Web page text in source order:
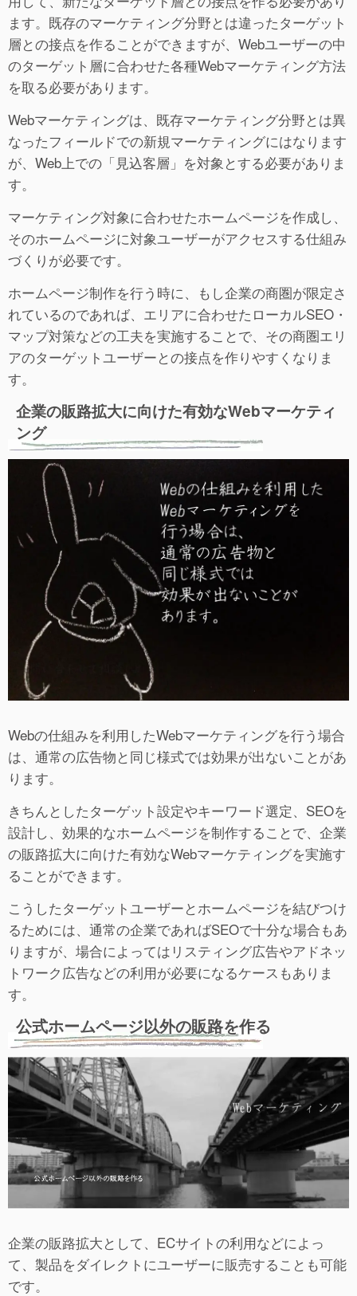
ます。既存のマーケティング分野とは違ったターゲット
層との接点を作ることができますが、Webユーザーの中
のターゲット層に合わせた各種Webマーケティング方法
を取る必要があります。
Webマーケティングは、既存マーケティング分野とは異
なったフィールドでの新規マーケティングにはなります
が、Web上での「見込客層」を対象とする必要がありま
す。
マーケティング対象に合わせたホームページを作成し、
そのホームページに対象ユーザーがアクセスする仕組み
づくりが必要です。
ホームページ制作を行う時に、もし企業の商圏が限定さ
れているのであれば、エリアに合わせたローカルSEO・
マップ対策などの工夫を実施することで、その商圏エリ
アのターゲットユーザーとの接点を作りやすくなりま
す。
企業の販路拡大に向けた有効なWebマーケティ
ング
Webの仕組みを利用したWebマーケティングを行う場合
は、通常の広告物と同じ様式では効果が出ないことがあ
ります。
きちんとしたターゲット設定やキーワード選定、SEOを
設計し、効果的なホームページを制作することで、企業
の販路拡大に向けた有効なWebマーケティングを実施す
ることができます。
こうしたターゲットユーザーとホームページを結びつけ
るためには、通常の企業であればSEOで十分な場合もあ
りますが、場合によってはリスティング広告やアドネッ
トワーク広告などの利用が必要になるケースもありま
す。
公式ホームページ以外の販路を作る
企業の販路拡大として、ECサイトの利用などによっ
て、製品をダイレクトにユーザーに販売することも可能
です。